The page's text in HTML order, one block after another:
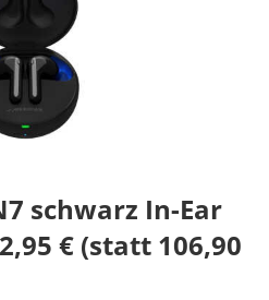
schwarz In-Ear
€ (statt 106,90